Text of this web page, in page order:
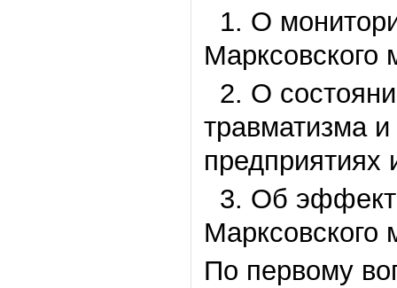
1. О
Марксовского
2. О
травматизма
предприятиях
3. Об
Марксовского
По первому